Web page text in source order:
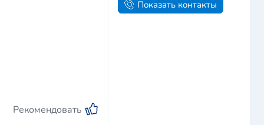
Рекомендовать
Показать контакты